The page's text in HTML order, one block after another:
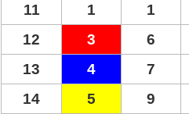
11
1 1
12
3 6
13
4 7
14
5 9